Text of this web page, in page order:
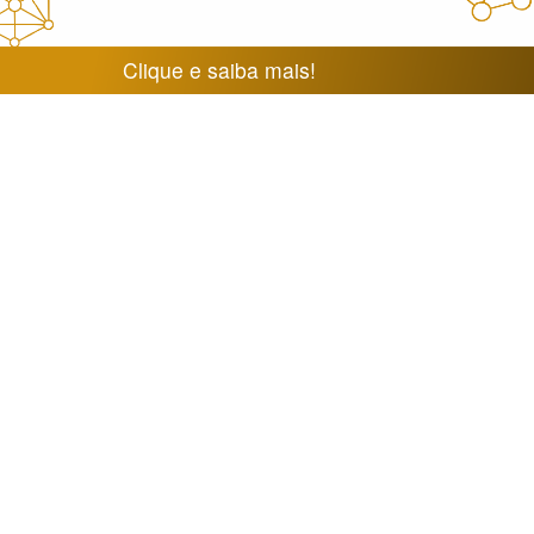
Clique e saiba mais!